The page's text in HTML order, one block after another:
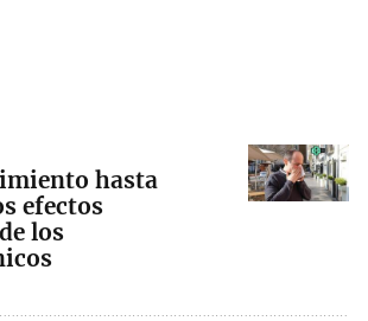
hasta
efectos
los